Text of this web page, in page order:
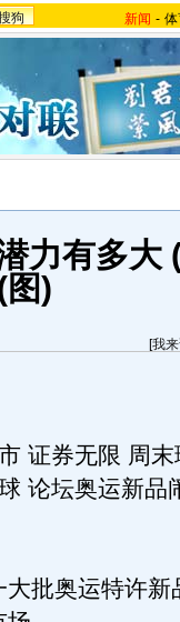
狗 新闻 -
力有多大
图)
[我
券无限 周末
论坛奥运新品
批奥运特许新